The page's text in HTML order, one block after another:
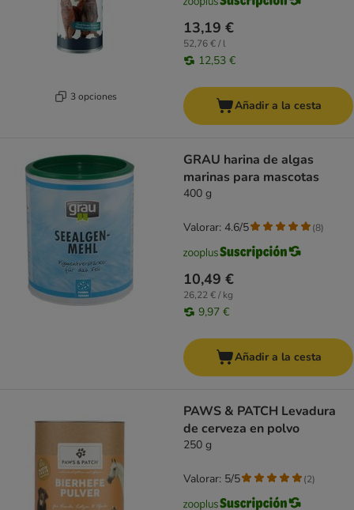
3 opciones
13,19 €
52,76 € / l
12,53 €
Añadir a la cesta
GRAU harina de algas
marinas para mascotas
400 g
10,49 €
26,22 € / kg
9,97 €
Valorar: 4.6/5 (8)
Añadir a la cesta
PAWS & PATCH Levadura
de cerveza en polvo
250 g
Valorar: 5/5 (2)